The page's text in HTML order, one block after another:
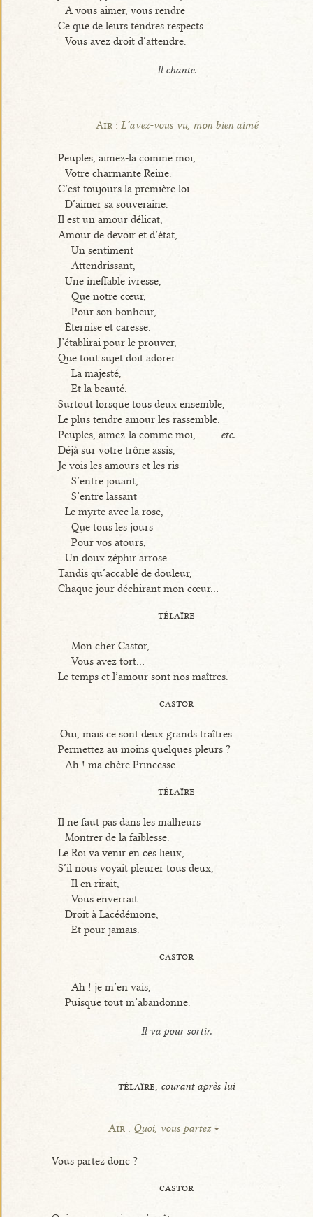
À vous aimer, vous rendre
Ce que de leurs tendres respects
Vous avez droit d’attendre.
Il chante.
Air : L’avez-vous vu, mon bien aimé
Peuples, aimez-la comme moi,
Votre charmante Reine.
C’est toujours la première loi
D’aimer sa souveraine.
Il est un amour délicat,
Amour de devoir et d’état,
Un sentiment
Attendrissant,
Une ineffable ivresse,
Que notre cœur,
Pour son bonheur,
Éternise et caresse.
J’établirai pour le prouver,
Que tout sujet doit adorer
La majesté,
Et la beauté.
Surtout lorsque tous deux ensemble,
Le plus tendre amour les rassemble.
Peuples, aimez-la comme moi,
etc.
Déjà sur votre trône assis,
Je vois les amours et les ris
S’entre jouant,
S’entre lassant
Le myrte avec la rose,
Que tous les jours
Pour vos atours,
Un doux zéphir arrose.
Tandis qu’accablé de douleur,
Chaque jour déchirant mon cœur...
télaïre
Mon cher Castor,
Vous avez tort...
Le temps et l’amour sont nos maîtres.
castor
Oui, mais ce sont deux grands traîtres.
Permettez au moins quelques pleurs ?
Ah ! ma chère Princesse.
télaïre
Il ne faut pas dans les malheurs
Montrer de la faiblesse.
Le Roi va venir en ces lieux,
S’il nous voyait pleurer tous deux,
Il en rirait,
Vous enverrait
Droit à Lacédémone,
Et pour jamais.
castor
Ah ! je m’en vais,
Puisque tout m’abandonne.
Il va pour sortir.
télaïre, courant après lui
Air : Quoi, vous partez
Vous partez donc ?
castor